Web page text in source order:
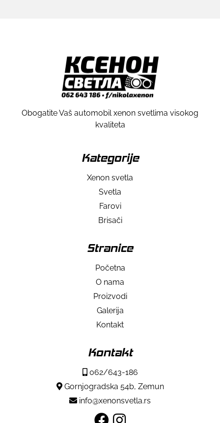
Obogatite Vaš automobil xenon svetlima visokog
kvaliteta
Kategorije
Xenon svetla
Svetla
Farovi
Brisači
Stranice
Početna
O nama
Proizvodi
Galerija
Kontakt
Kontakt
062/643-186
Gornjogradska 54b, Zemun
info@xenonsvetla.rs